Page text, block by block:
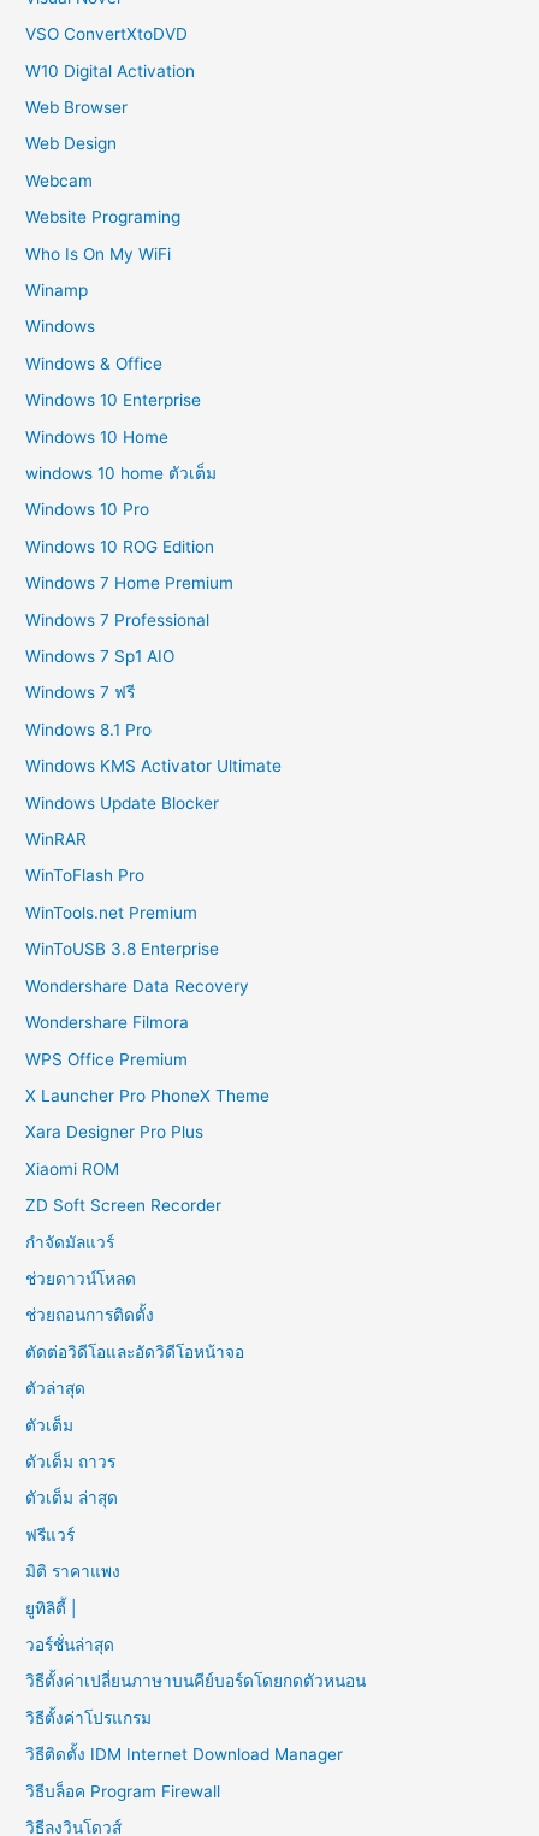
VSO ConvertXtoDVD
W10 Digital Activation
Web Browser
Web Design
Webcam
Website Programing
Who Is On My WiFi
Winamp
Windows
Windows & Office
Windows 10 Enterprise
Windows 10 Home
windows 10 home ตัวเต็ม
Windows 10 Pro
Windows 10 ROG Edition
Windows 7 Home Premium
Windows 7 Professional
Windows 7 Sp1 AIO
Windows 7 ฟรี
Windows 8.1 Pro
Windows KMS Activator Ultimate
Windows Update Blocker
WinRAR
WinToFlash Pro
WinTools.net Premium
WinToUSB 3.8 Enterprise
Wondershare Data Recovery
Wondershare Filmora
WPS Office Premium
X Launcher Pro PhoneX Theme
Xara Designer Pro Plus
Xiaomi ROM
ZD Soft Screen Recorder
กำจัดมัลแวร์
ช่วยดาวน์โหลด
ช่วยถอนการติดตั้ง
ตัดต่อวิดีโอและอัดวิดีโอหน้าจอ
ตัวล่าสุด
ตัวเต็ม
ตัวเต็ม ถาวร
ตัวเต็ม ล่าสุด
ฟรีแวร์
มิติ ราคาแพง
ยูทิลิตี้ |
วอร์ชั่นล่าสุด
วิธีตั้งค่าเปลี่ยนภาษาบนคีย์บอร์ดโดยกดตัวหนอน
วิธีตั้งค่าโปรแกรม
วิธีติดตั้ง IDM Internet Download Manager
วิธีบล็อค Program Firewall
วิธีลงวินโดวส์